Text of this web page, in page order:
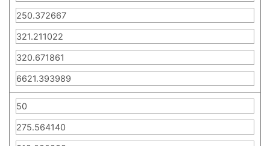
250.372667
321.211022
320.671861
6621.393989
50
275.564140